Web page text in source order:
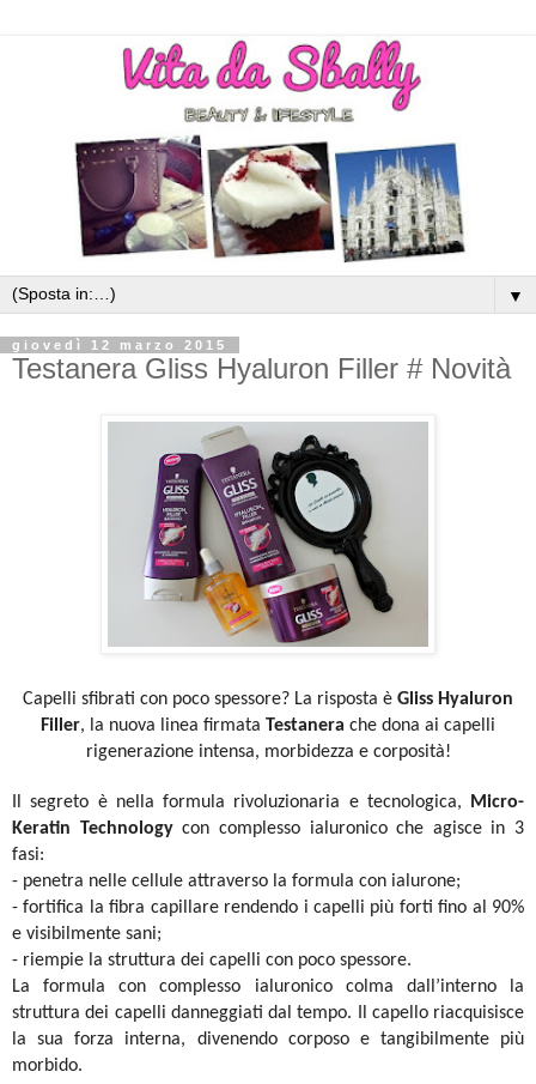
▼
giovedì 12 marzo 2015
Testanera Gliss Hyaluron Filler # Novità
Capelli sfibrati con poco spessore? La risposta è Gliss Hyaluron
Filler, la nuova linea firmata Testanera che dona ai capelli
rigenerazione intensa, morbidezza e corposità!
Il segreto è nella formula rivoluzionaria e tecnologica,
Micro-
Keratin Technologycon complesso ialuronico che agisce in 3
fasi:
- penetra nelle cellule attraverso la formula con ialurone;
- fortifica la fibra capillare rendendo i capelli più forti fino al 90%
e visibilmente sani;
- riempie la struttura dei capelli con poco spessore.
La formula con complesso ialuronico colma dall’interno la
struttura dei capelli danneggiati dal tempo. Il capello riacquisisce
la sua forza interna, divenendo corposo e tangibilmente più
morbido.